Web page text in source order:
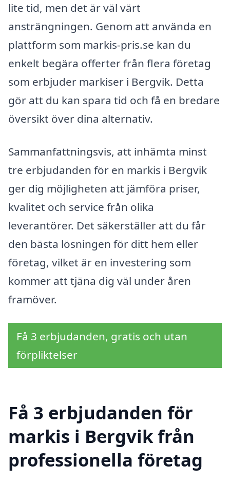
lite tid, men det är väl värt
ansträngningen. Genom att använda en
plattform som markis-pris.se kan du
enkelt begära offerter från flera företag
som erbjuder markiser i Bergvik. Detta
gör att du kan spara tid och få en bredare
översikt över dina alternativ.
Sammanfattningsvis, att inhämta minst
tre erbjudanden för en markis i Bergvik
ger dig möjligheten att jämföra priser,
kvalitet och service från olika
leverantörer. Det säkerställer att du får
den bästa lösningen för ditt hem eller
företag, vilket är en investering som
kommer att tjäna dig väl under åren
framöver.
Få 3 erbjudanden, gratis och utan
förpliktelser
Få 3 erbjudanden för
markis i Bergvik från
professionella företag